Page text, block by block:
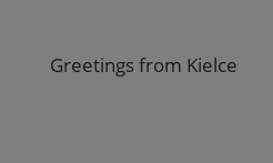
Greetings from Kielce